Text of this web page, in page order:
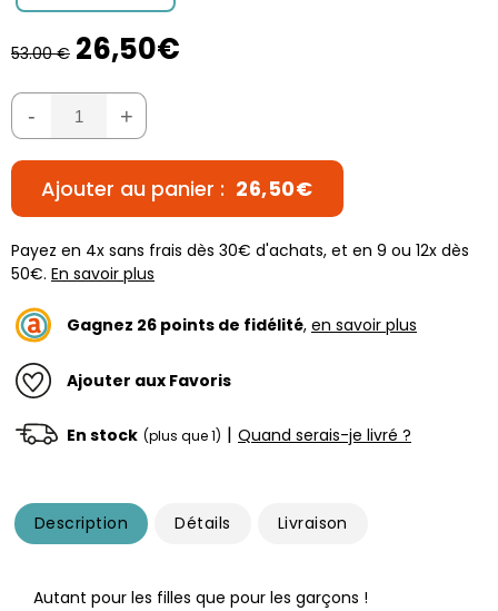
53.00 € 26,50€
- +
Ajouter au panier : 26,50€
Payez en 4x sans frais dès 30€ d'achats, et en 9 ou 12x dès
50€. En savoir plus
Gagnez 26 points de fidélité, en savoir plus
Ajouter aux Favoris
En stock (plus que 1) | Quand serais-je livré ?
Description Détails Livraison
Autant pour les filles que pour les garçons !